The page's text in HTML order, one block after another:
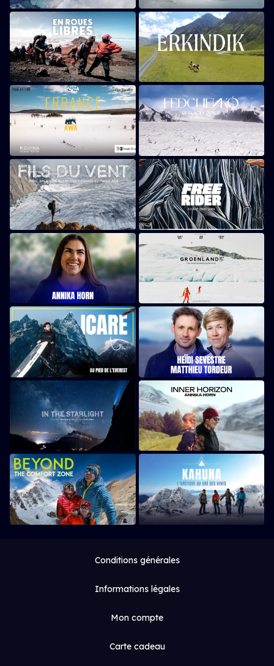
Conditions générales
Informations légales
Mon compte
Carte cadeau